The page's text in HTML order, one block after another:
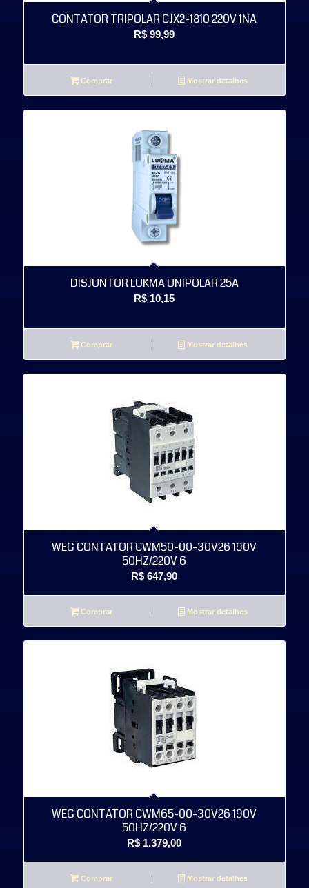
CONTATOR TRIPOLAR CJX2-1810 220V 1NA
R$ 99,99
Comprar Mostrar detalhes
DISJUNTOR LUKMA UNIPOLAR 25A
R$ 10,15
Comprar Mostrar detalhes
WEG CONTATOR CWM50-00-30V26 190V
50HZ/220V 6
R$ 647,90
Comprar Mostrar detalhes
WEG CONTATOR CWM65-00-30V26 190V
50HZ/220V 6
R$ 1.379,00
Comprar Mostrar detalhes